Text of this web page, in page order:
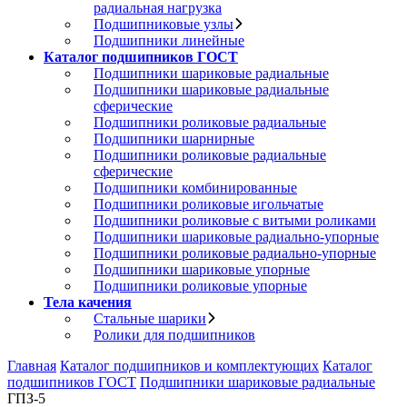
радиальная нагрузка
Подшипниковые узлы
Подшипники линейные
Каталог подшипников ГОСТ
Подшипники шариковые радиальные
Подшипники шариковые радиальные
сферические
Подшипники роликовые радиальные
Подшипники шарнирные
Подшипники роликовые радиальные
сферические
Подшипники комбинированные
Подшипники роликовые игольчатые
Подшипники роликовые с витыми роликами
Подшипники шариковые радиально-упорные
Подшипники роликовые радиально-упорные
Подшипники шариковые упорные
Подшипники роликовые упорные
Тела качения
Стальные шарики
Ролики для подшипников
Главная Каталог подшипников и комплектующих Каталог
подшипников ГОСТ Подшипники шариковые радиальные
ГПЗ-5